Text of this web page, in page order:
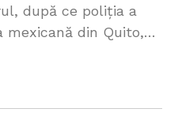
după ce poliția a
din Quito,
acolo.